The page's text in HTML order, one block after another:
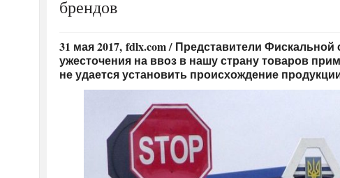
брендов
31 мая 2017, fdlx.com / Представители
ужесточения на ввоз в нашу страну товаров
не удается установить происхождение